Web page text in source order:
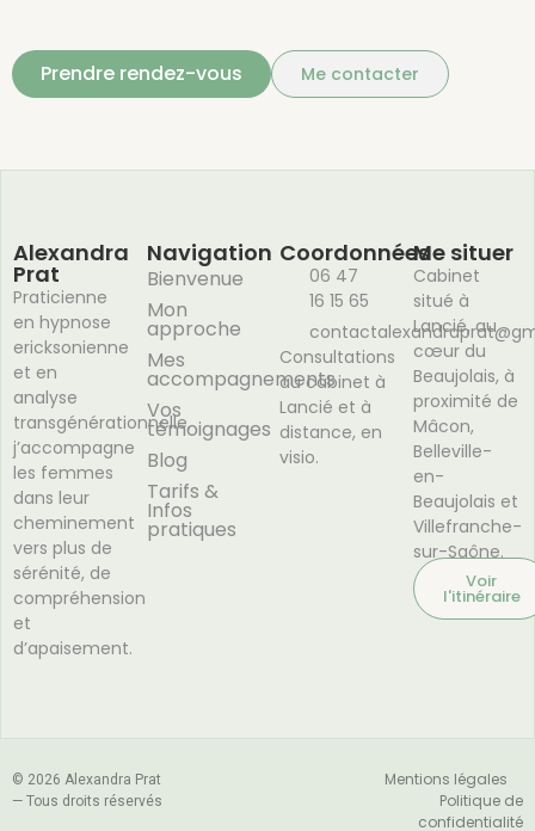
Prendre rendez-vous Me contacter
Alexandra
Prat
Praticienne
en hypnose
ericksonienne
et en
analyse
transgénérationnelle,
j’accompagne
les femmes
dans leur
cheminement
vers plus de
sérénité, de
compréhension
et
d’apaisement.
Navigation
Bienvenue
Mon
approche
Mes
accompagnements
Vos
témoignages
Blog
Tarifs &
Infos
pratiques
Coordonnées
06 47
16 15 65
Consultations
au cabinet à
Lancié et à
distance, en
visio.
Me situer
Cabinet
situé à
Lancié, au
cœur du
Beaujolais, à
proximité de
Mâcon,
Belleville-
en-
Beaujolais et
Villefranche-
sur-Saône.
Voir
l'itinéraire
© 2026 Alexandra Prat
— Tous droits réservés
Mentions légales
Politique de
confidentialité